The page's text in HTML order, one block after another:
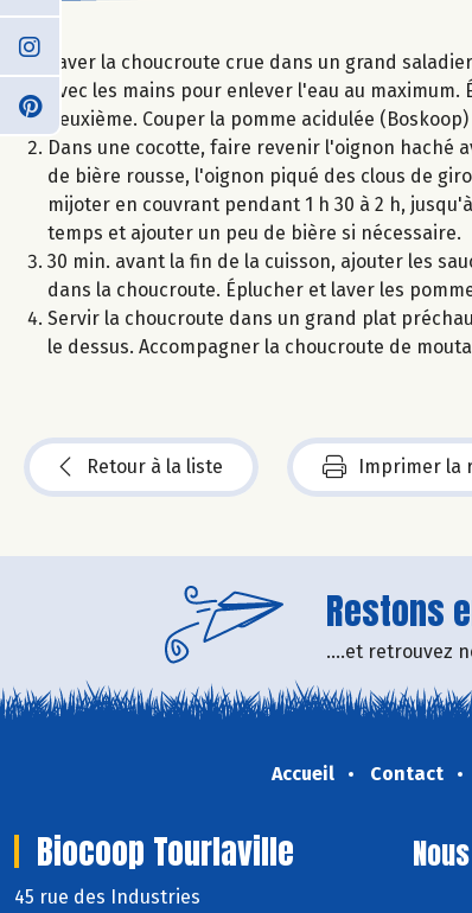
Laver la choucroute crue dans un grand
avec les mains pour enlever l'eau au
deuxième. Couper la pomme acidulée
Dans une cocotte, faire revenir l'oignon haché
de bière rousse, l'oignon piqué des clous de
mijoter en couvrant pendant 1 h 30 à 2 h,
temps et ajouter un peu de bière si nécessaire.
30 min. avant la fin de la cuisson, ajouter les
dans la choucroute. Éplucher et laver les
Servir la choucroute dans un grand plat
le dessus. Accompagner la choucroute de
Retour à la liste Imprimer la
Restons
....et retrouvez
Accueil Contact
Biocoop Tourlaville
45 rue des Industries